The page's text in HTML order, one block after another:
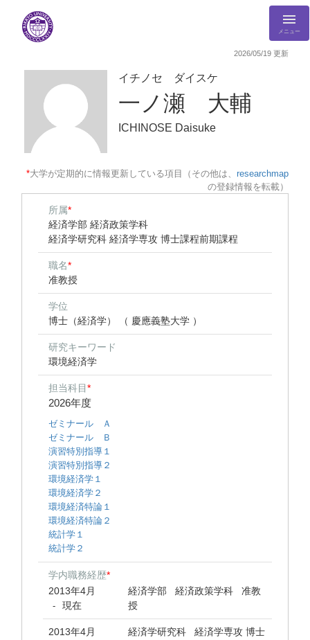
メニュー
2026/05/19 更新
イチノセ ダイスケ
一ノ瀬 大輔
ICHINOSE Daisuke
*大学が定期的に情報更新している項目（その他は、 researchmap
の登録情報を転載）
所属*
経済学部 経済政策学科
経済学研究科 経済学専攻 博士課程前期課程
職名*
准教授
学位
博士（経済学） （ 慶應義塾大学 ）
研究キーワード
環境経済学
担当科目*
2026年度
ゼミナール Ａ
ゼミナール Ｂ
演習特別指導１
演習特別指導２
環境経済学１
環境経済学２
環境経済特論１
環境経済特論２
統計学１
統計学２
学内職務経歴*
2013年4月
- 現在
経済学部 経済政策学科 准教
授
2013年4月
経済学研究科 経済学専攻 博士